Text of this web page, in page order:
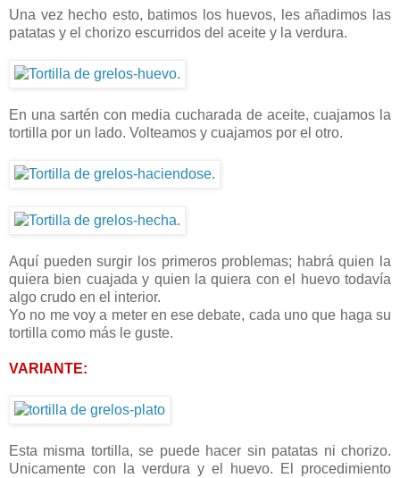
Una vez hecho esto, batimos los huevos, les añadimos las
patatas y el chorizo escurridos del aceite y la verdura.
En una sartén con media cucharada de aceite, cuajamos la
tortilla por un lado. Volteamos y cuajamos por el otro.
Aquí pueden surgir los primeros problemas; habrá quien la
quiera bien cuajada y quien la quiera con el huevo todavía
algo crudo en el interior.
Yo no me voy a meter en ese debate, cada uno que haga su
tortilla como más le guste.
VARIANTE:
Esta misma tortilla, se puede hacer sin patatas ni chorizo.
Unicamente con la verdura y el huevo. El procedimiento